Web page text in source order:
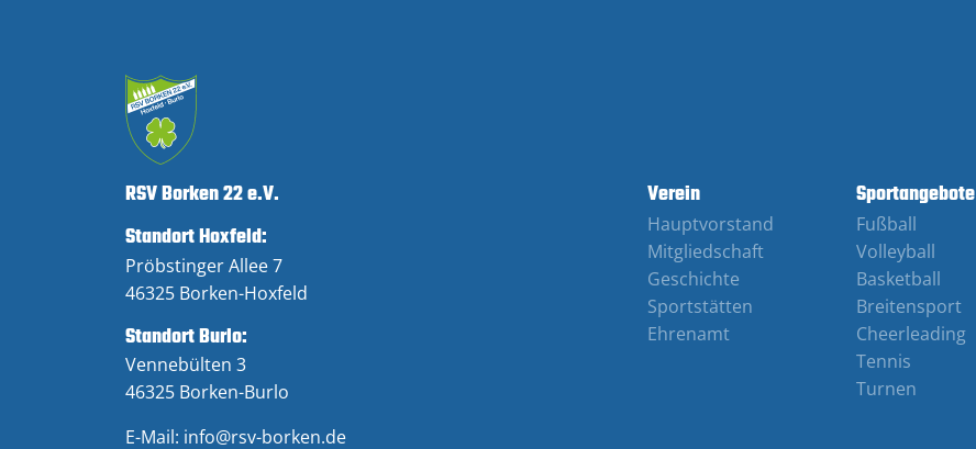
RSV Borken 22 e.V.
Standort Hoxfeld:
Pröbstinger Allee 7
46325 Borken-Hoxfeld
Standort Burlo:
Vennebülten 3
46325 Borken-Burlo
E-Mail: info@rsv-borken.de
Verein
Hauptvorstand
Mitgliedschaft
Geschichte
Sportstätten
Ehrenamt
Sportangebote
Fußball
Volleyball
Basketball
Breitensport
Cheerleading
Tennis
Turnen